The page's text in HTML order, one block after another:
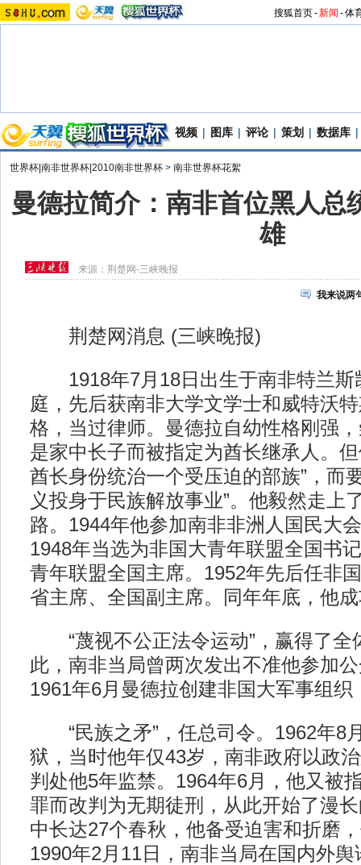
搜狐首页-新闻 -体
视频 | 图库 | 评论 | 策划 | 数据库 |
世界杯|南非世界杯|2010南非世界杯 > 南非世界杯花絮
曼德拉简介：南非首位黑人总
雄
来源： 荆楚网-三峡晚报
我来说两
荆楚网消息 (三峡晚报)
1918年7月18日出生于南非特兰斯
庭，先后获南非大学文学士和威特沃
格，当过律师。曼德拉自幼性格刚强
是家中长子而被指定为酋长继承人。
酋长身份统治一个受压迫的部族”，而
义投身于民族解放事业”。他毅然走上
路。1944年他参加南非非洲人国民大
1948年当选为非国大青年联盟全国书
青年联盟全国主席。1952年先后任非
省主席、全国副主席。同年年底，他
“蔑视不公正法令运动”，赢得了全
此，南非当局曾两次发出不准他参加
1961年6月曼德拉创建非国大军事组织
“民族之矛”，任总司令。1962年8
狱，当时他年仅43岁，南非政府以政
判处他5年监禁。1964年6月，他又被
罪而改判为无期徒刑，从此开始了漫
中长达27个春秋，他备受迫害和折磨
1990年2月11日，南非当局在国内外